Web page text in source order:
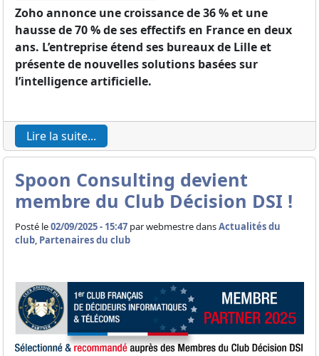
Zoho annonce une croissance de 36 % et une
hausse de 70 % de ses effectifs en France en deux
ans. L’entreprise étend ses bureaux de Lille et
présente de nouvelles solutions basées sur
l’intelligence artificielle.
Lire la suite...
Spoon Consulting devient
membre du Club Décision DSI !
Posté le02/09/2025 - 15:47 parwebmestre dansActualités du
club, Partenaires du club